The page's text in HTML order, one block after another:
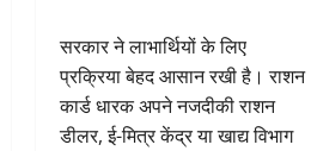
सरकार ने लाभार्थियों के लिए
प्रक्रिया बेहद आसान रखी है। राशन
कार्ड धारक अपने नजदीकी राशन
डीलर, ई-मित्र केंद्र या खाद्य विभाग